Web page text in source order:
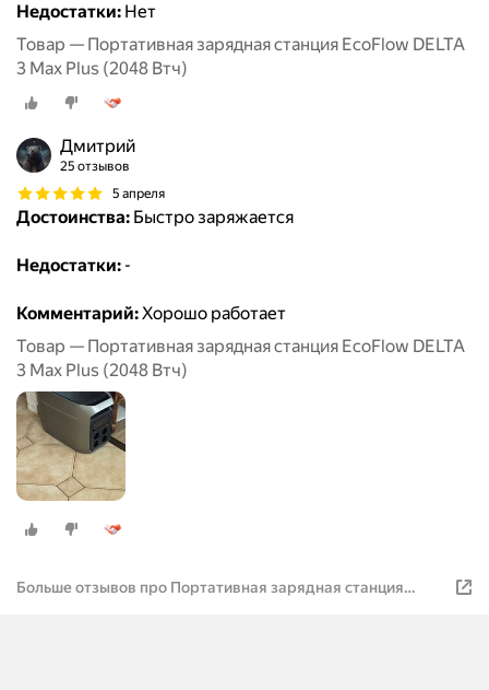
Недостатки: Нет
Товар — Портативная зарядная станция EcoFlow DELTA
3 Max Plus (2048 Втч)
Дмитрий
25 отзывов
5 апреля
Достоинства: Быстро заряжается
Недостатки: -
Комментарий:Хорошо работает
Товар — Портативная зарядная станция EcoFlow DELTA
3 Max Plus (2048 Втч)
Больше отзывов про Портативная зарядная станция